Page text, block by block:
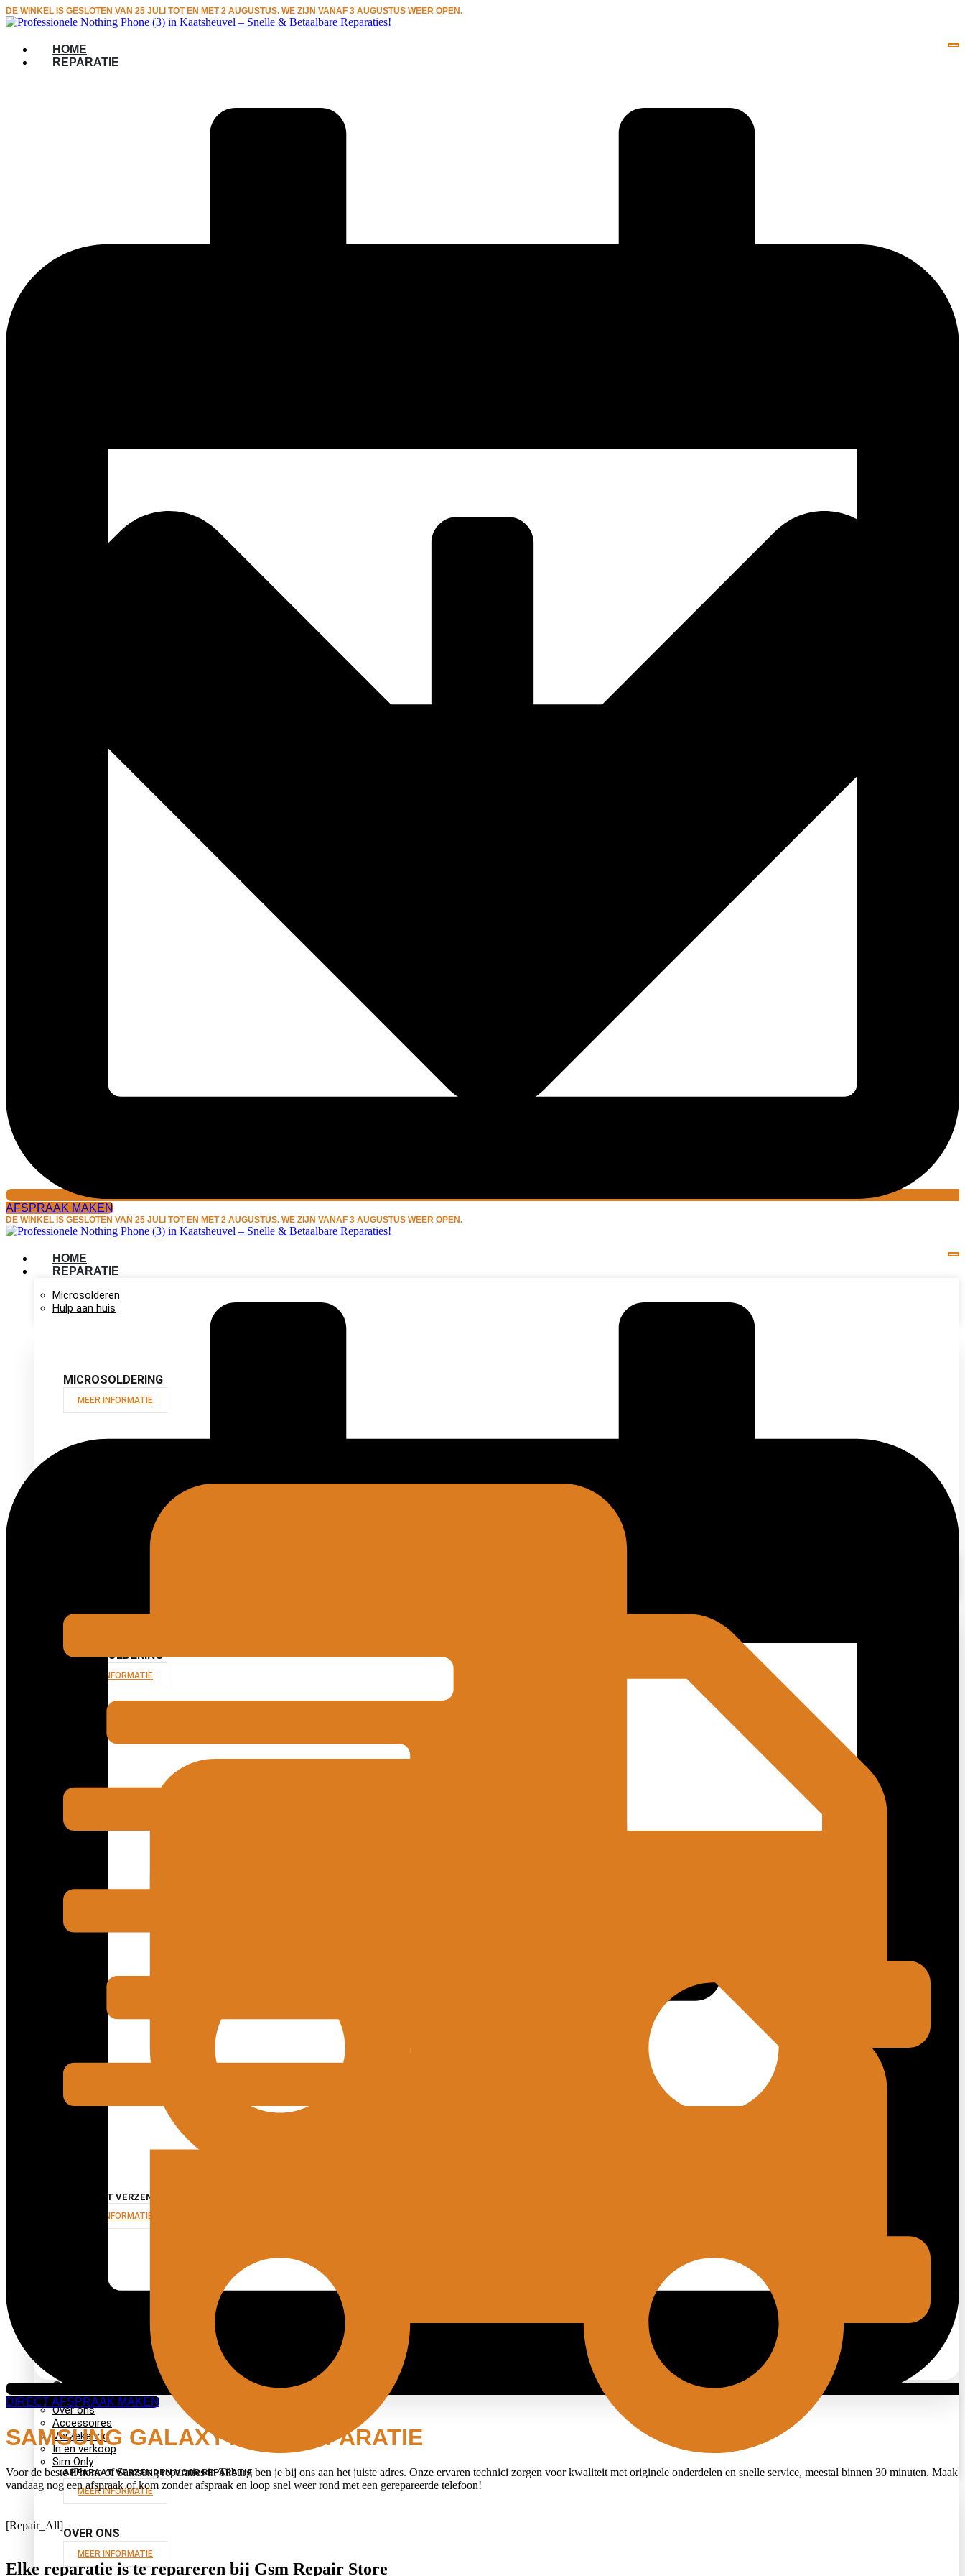
Ga
naar
inhoud
DE WINKEL IS GESLOTEN VAN 25 JULI TOT EN MET 2 AUGUSTUS. WE ZIJN VANAF 3 AUGUSTUS WEER OPEN.
HOME
REPARATIE
MICROSOLDERING
MEER INFORMATIE
APPARAAT VERZENDEN VOOR REPARATIE
MEER INFORMATIE
AFSPRAAK MAKEN
DE WINKEL IS GESLOTEN VAN 25 JULI TOT EN MET 2 AUGUSTUS. WE ZIJN VANAF 3 AUGUSTUS WEER OPEN.
HOME
REPARATIE
Microsolderen
Hulp aan huis
MICROSOLDERING
MEER INFORMATIE
APPARAAT VERZENDEN VOOR REPARATIE
MEER INFORMATIE
MEER INFORMATIE
ONZE WINKEL
Over ons
Accessoires
Verzekering
In en verkoop
Sim Only
OVER ONS
MEER INFORMATIE
DIRECT AFSPRAAK MAKEN
SAMSUNG GALAXY A21S REPARATIE
Voor de beste iPhone of Samsung reparaties in Tilburg ben je bij ons aan het juiste adres. Onze ervaren technici zorgen voor kwaliteit met originele onderdelen en snelle service, meestal binnen 30 minuten. Maak
vandaag nog een afspraak of kom zonder afspraak en loop snel weer rond met een gerepareerde telefoon!
[Repair_All]
Elke reparatieis te repareren bij Gsm Repair Store